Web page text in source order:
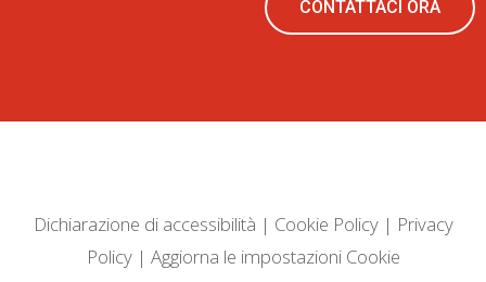
CONTATTACI ORA
Dichiarazione di accessibilità | Cookie Policy| Privacy
Policy| Aggiorna le impostazioni Cookie